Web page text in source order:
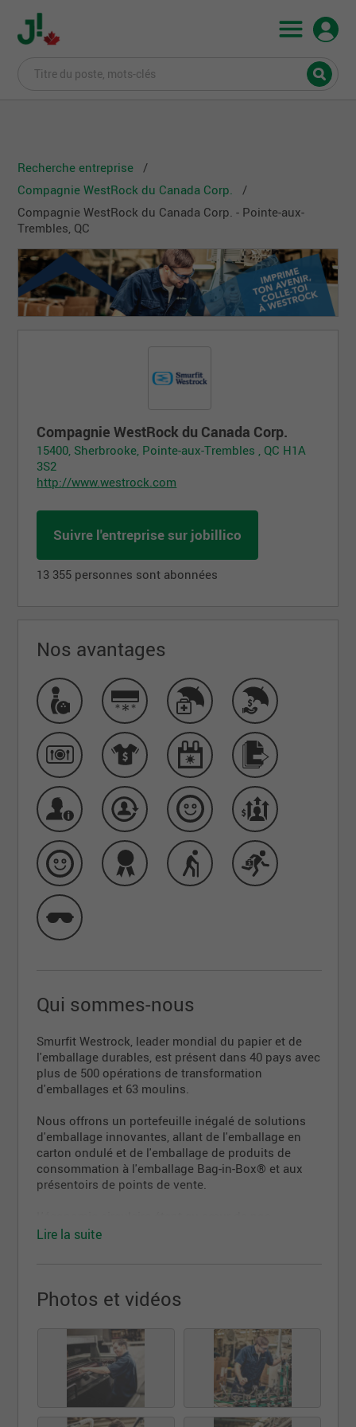
Recherche entreprise
Compagnie WestRock du Canada Corp.
Compagnie WestRock du Canada Corp. - Pointe-aux-
Trembles, QC
Compagnie WestRock du Canada Corp.
15400, Sherbrooke, Pointe-aux-Trembles , QC H1A
3S2
http://www.westrock.com
Suivre l'entreprise sur jobillico
13 355 personnes sont abonnées
Nos avantages
Qui sommes-nous
Smurfit Westrock, leader mondial du papier et de
l'emballage durables, est présent dans 40 pays avec
plus de 500 opérations de transformation
d'emballages et 63 moulins.
Nous offrons un portefeuille inégalé de solutions
d'emballage innovantes, allant de l'emballage en
carton ondulé et de l'emballage de produits de
consommation à l'emballage Bag-in-Box® et aux
présentoirs de points de vente.
activités, nous utilisons des matériaux
En tant que partenaire de confiance d'entreprises
du monde entier, Smurfit Westrock se consacre à la
création de solutions de papier et d'emballage
efficaces et évolutives pour aider à résoudre des
problèmes d'emballage complexes.
Nous nous engageons à créer une valeur
significative pour nos actionnaires, nos clients, nos
employés et les communautés dans lesquelles
Lire la suite
Photos et vidéos